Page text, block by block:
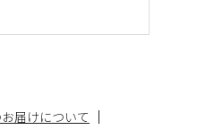
届けについて